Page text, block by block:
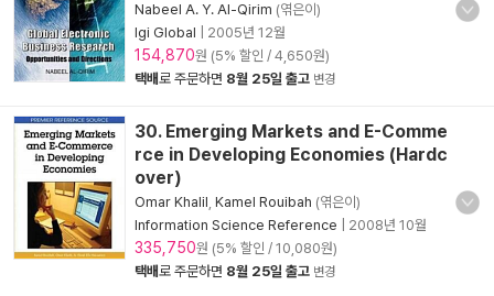
Nabeel A. Y. Al-Qirim (엮은이)
Igi Global
2005년 12월
154,870원 (5% 할인 / 4,650원)
택배로 주문하면 8월 25일 출고 변경
30. Emerging Markets and E-Comme
rce in Developing Economies (Hardc
over)
Omar Khalil Kamel Rouibah (엮은이)
Information Science Reference
2008년 10월
335,750원 (5% 할인 / 10,080원)
택배로 주문하면 8월 25일 출고 변경